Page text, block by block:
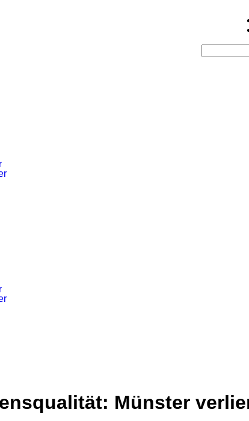
Münster